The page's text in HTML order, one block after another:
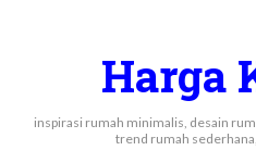
Harga
inspirasi rumah minimalis, desain
trend rumah